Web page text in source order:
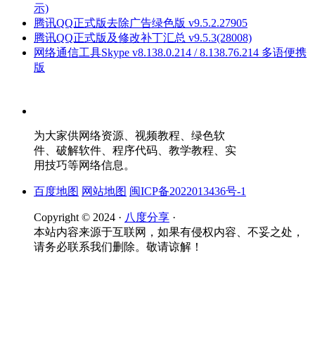
示)
腾讯QQ正式版去除广告绿色版 v9.5.2.27905
腾讯QQ正式版及修改补丁汇总 v9.5.3(28008)
网络通信工具Skype v8.138.0.214 / 8.138.76.214 多语便携
版
为大家供网络资源、视频教程、绿色软
件、破解软件、程序代码、教学教程、实
用技巧等网络信息。
百度地图 网站地图 闽ICP备2022013436号-1
Copyright © 2024 · 八度分享 ·
本站内容来源于互联网，如果有侵权内容、不妥之处，
请务必联系我们删除。敬请谅解！